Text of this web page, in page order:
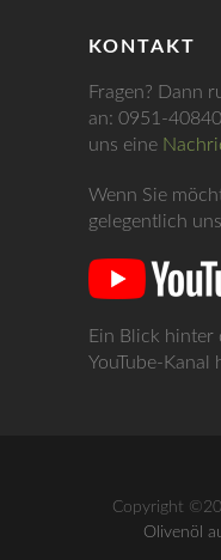
KONTAKT
Fragen? Dann
an: 0951-
uns eine
Wenn Sie
gelegentlich
Ein Blick hinter
YouTube-Kanal
Copyright
Olivenöl